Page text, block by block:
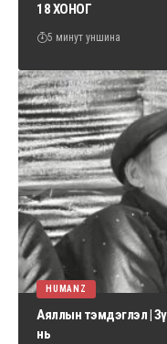
18 ХОНОГ
5 минут уншина
HUMANZ
Аяллын тэмдэглэл |
нь